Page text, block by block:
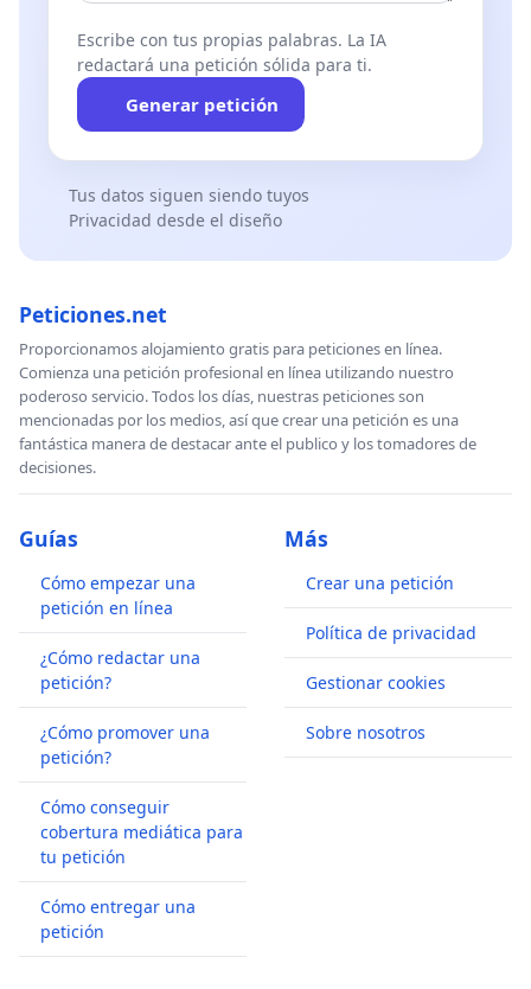
Escribe con tus propias palabras. La IA
redactará una petición sólida para ti.
Generar petición
Tus datos siguen siendo tuyos
Privacidad desde el diseño
Peticiones.net
Proporcionamos alojamiento gratis para peticiones en línea.
Comienza una petición profesional en línea utilizando nuestro
poderoso servicio. Todos los días, nuestras peticiones son
mencionadas por los medios, así que crear una petición es una
fantástica manera de destacar ante el publico y los tomadores de
decisiones.
Guías
Cómo empezar una
petición en línea
¿Cómo redactar una
petición?
¿Cómo promover una
petición?
Cómo conseguir
cobertura mediática para
tu petición
Cómo entregar una
petición
Más
Crear una petición
Política de privacidad
Gestionar cookies
Sobre nosotros